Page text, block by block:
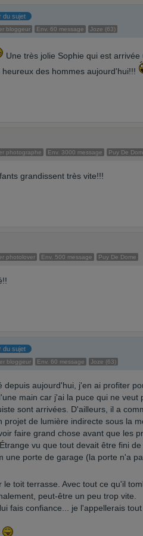
du sujet
bloggeur Env. 60 message Joze (63)
Une très jolie Sophie qui est arrivée
heureux des hommes aujourd'hui!!!
photographe Env. 3000 message Puy De
grandissent très vite!!!
photolover Env. 500 message Puy De Dome
du sujet
bloggeur Env. 60 message Joze (63)
depuis aujourd'hui, j'en ai profiter
main car j'ai la puce qui ne veut
sont arrivées. D'ailleurs, il a
de lumière indirecte sous la
faire grand chose avant que les
vu que tout devait être fini
une porte de garage (la porte n'a
le toit terrasse. Avec tout ce qu'il
peut-être un peu trop vite.
fais confiance... je l'appellerais